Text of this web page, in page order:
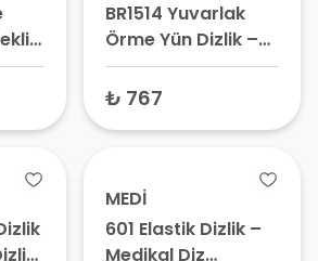
BR1514 Yuvarlak
Örme Yün Dizlik –
Medikal Termal
Dizlik, Sıcak Tutan
₺ 767
MEDİ
601 Elastik Dizlik –
Medikal Diz